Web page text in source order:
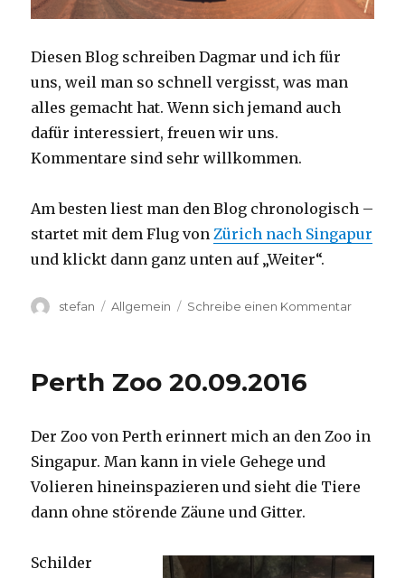
Diesen Blog schreiben Dagmar und ich für
uns, weil man so schnell vergisst, was man
alles gemacht hat. Wenn sich jemand auch
dafür interessiert, freuen wir uns.
Kommentare sind sehr willkommen.
Am besten liest man den Blog chronologisch –
startet mit dem Flug vonZürich nach Singapur
und klickt dann ganz unten auf „Weiter“.
Autor
stefan Kategorien
Allgemein Schreibe einen Kommentarzu
Perth
Perth Zoo 20.09.2016
Der Zoo von Perth erinnert mich an den Zoo in
Singapur. Man kann in viele Gehege und
Volieren hineinspazieren und sieht die Tiere
dann ohne störende Zäune und Gitter.
Schilder